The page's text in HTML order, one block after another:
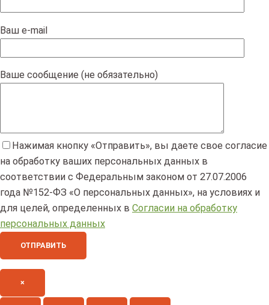
Ваш e-mail
Ваше сообщение (не обязательно)
Нажимая кнопку «Отправить», вы даете свое согласие
на обработку ваших персональных данных в
соответствии с Федеральным законом от 27.07.2006
года №152-ФЗ «О персональных данных», на условиях и
для целей, определенных в Согласии на обработку
персональных данных
×